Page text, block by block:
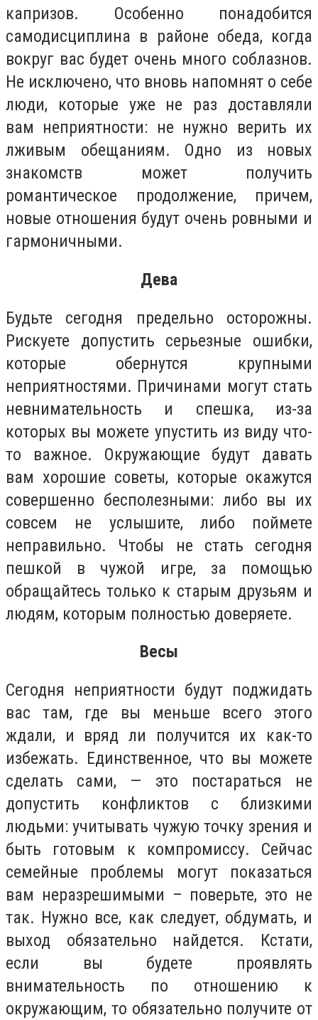
капризов. Особенно понадобится
самодисциплина в районе обеда, когда
вокруг вас будет очень много соблазнов.
Не исключено, что вновь напомнят о себе
люди, которые уже не раз доставляли
вам неприятности: не нужно верить их
лживым обещаниям. Одно из новых
знакомств может получить
романтическое продолжение, причем,
новые отношения будут очень ровными и
гармоничными.
Дева
Будьте сегодня предельно осторожны.
Рискуете допустить серьезные ошибки,
которые обернутся крупными
неприятностями. Причинами могут стать
невнимательность и спешка, из-за
которых вы можете упустить из виду что-
то важное. Окружающие будут давать
вам хорошие советы, которые окажутся
совершенно бесполезными: либо вы их
совсем не услышите, либо поймете
неправильно. Чтобы не стать сегодня
пешкой в чужой игре, за помощью
обращайтесь только к старым друзьям и
людям, которым полностью доверяете.
Весы
Сегодня неприятности будут поджидать
вас там, где вы меньше всего этого
ждали, и вряд ли получится их как-то
избежать. Единственное, что вы можете
сделать сами, — это постараться не
допустить конфликтов с близкими
людьми: учитывать чужую точку зрения и
быть готовым к компромиссу. Сейчас
семейные проблемы могут показаться
вам неразрешимыми – поверьте, это не
так. Нужно все, как следует, обдумать, и
выход обязательно найдется. Кстати,
если вы будете проявлять
внимательность по отношению к
окружающим, то обязательно получите от